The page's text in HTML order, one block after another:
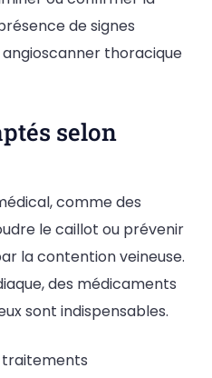
de signes
thoracique
selon
comme des
le caillot ou prévenir
la contention veineuse.
des médicaments
sont indispensables.